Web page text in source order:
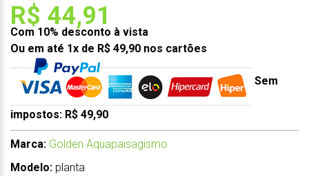
R$ 44,91
Com 10% desconto à vista
Ou em até 1x de R$ 49,90 nos cartões
Sem
impostos: R$ 49,90
Marca: Golden Aquapaisagismo
Modelo: planta